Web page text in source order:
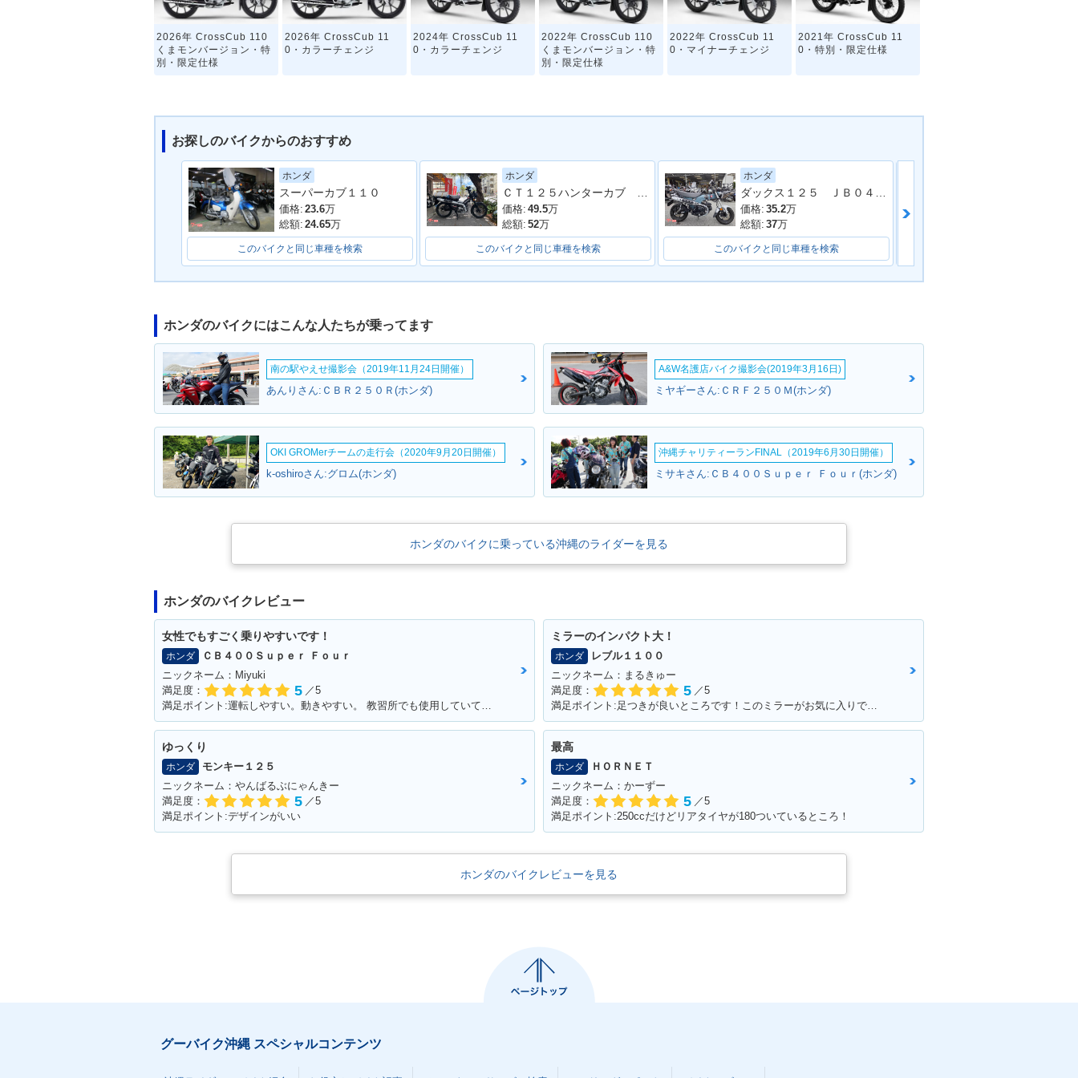
2026年 CrossCub 110
くまモンバージョン・特
別・限定仕様
2026年 CrossCub 11
0・カラーチェンジ
2024年 CrossCub 11
0・カラーチェンジ
2022年 CrossCub 110
くまモンバージョン・特
別・限定仕様
2022年 CrossCub 11
0・マイナーチェンジ
2021年 CrossCub 11
0・特別・限定仕様
2020年 CrossCub 110
くまモンバージョン・特
別・限定仕様
2020年 CrossCub 11
0・マイナーチェンジ
2019年 CrossCub 11
0・カラーチェンジ
2019年 CrossCub 110
くまモンバージョン・特
別・限定仕様
2018年 CrossCub 11
0・フルモデルチェンジ
2017年 CrossCub 110
2014年 CROSS Cub・
カラーチェンジ
新登場
お探しのバイクからのおすすめ
ホンダ
スーパーカブ１１０
価格: 23.6万
総額: 24.65万
このバイクと同じ車種を検索
ホンダ
価格: 49.5万
総額: 52万
このバイクと同じ車種を検索
ホンダ
価格: 35.2万
総額: 37万
このバイクと同じ車種を検索
ホンダのバイクにはこんな人たちが乗ってます
南の駅やえせ撮影会（2019年11月24日開催）
あんりさん:ＣＢＲ２５０Ｒ(ホンダ)
A&W名護店バイク撮影会(2019年3月16日)
ミヤギーさん:ＣＲＦ２５０Ｍ(ホンダ)
OKI GROMerチームの走行会（2020年9月20日開催）
k-oshiroさん:グロム(ホンダ)
沖縄チャリティーランFINAL（2019年6月30日開催）
ミサキさん:ＣＢ４００Ｓｕｐｅｒ Ｆｏｕｒ(ホンダ)
ホンダのバイクに乗っている沖縄のライダーを見る
ホンダのバイクレビュー
女性でもすごく乗りやすいです！
ホンダ
ＣＢ４００Ｓｕｐｅｒ Ｆｏｕｒ
ニックネーム：Miyuki
満足度：
5 ／5
ミラーのインパクト大！
ホンダ
レブル１１００
ニックネーム：まるきゅー
満足度：
5 ／5
ゆっくり
ホンダ
モンキー１２５
ニックネーム：やんばるぶにゃんきー
満足度：
5 ／5
満足ポイント:デザインがいい
最高
ホンダ
ＨＯＲＮＥＴ
ニックネーム：かーずー
満足度：
5 ／5
満足ポイント:250ccだけどリアタイヤが180ついているところ！
ホンダのバイクレビューを見る
グーバイク沖縄 スペシャルコンテンツ